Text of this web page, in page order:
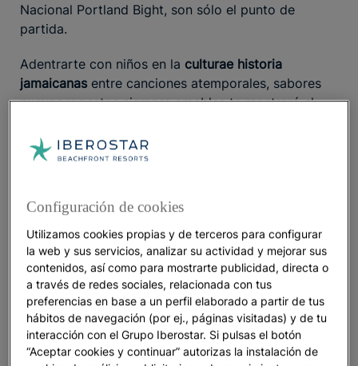
Nacional Portland Bight, son sólo el punto de
partida.
Adentrarte con niños en la culturae historia
jamaicanas entre canciones atemporales, sabores
nuevos y gestos siempre amables te mostrará el
naturaleza.
detenerse
Doctor’s Cave y el refugio de las aguas
cristalinas
Doctor's Cave, considerada una de lasmejores playas
de Jamaica , es un refugio para las familias que
buscan algo más. Aunque apenas mide apenas 200
metros de largo, concentra una biodiversidad
Configuración de cookies
Utilizamos cookies propias y de terceros para configurar
la web y sus servicios, analizar su actividad y mejorar sus
contenidos, así como para mostrarte publicidad, directa o
a través de redes sociales, relacionada con tus
preferencias en base a un perfil elaborado a partir de tus
hábitos de navegación (por ej., páginas visitadas) y de tu
interacción con el Grupo Iberostar. Si pulsas el botón
“Aceptar cookies y continuar” autorizas la instalación de